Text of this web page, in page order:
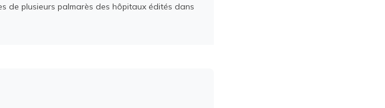
de plusieurs palmarès des hôpitaux édités dans